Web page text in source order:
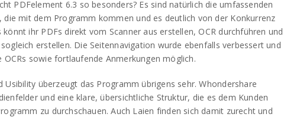
PDFelement 6.3 so besonders? Es sind natürlich die umfassenden
die mit dem Programm kommen und es deutlich von der Konkurrenz
könnt ihr PDFs direkt vom Scanner aus erstellen, OCR durchführen und
erstellen. Die Seitennavigation wurde ebenfalls verbessert und
OCRs sowie fortlaufende Anmerkungen möglich.
Usibility überzeugt das Programm übrigens sehr. Whondershare
und eine klare, übersichtliche Struktur, die es dem Kunden
zu durchschauen. Auch Laien finden sich damit zurecht und